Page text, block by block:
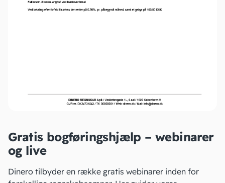
Gratis bogføringshjælp – webinarer
og live
Dinero tilbyder en række gratis webinarer inden for